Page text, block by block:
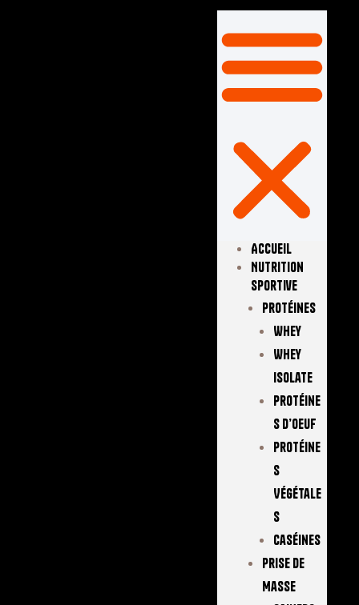
Accueil
Nutrition
Sportive
Protéines
Whey
Whey
Isolate
Protéine
S D’oeuf
Protéine
S
Végétale
S
Caséines
Prise De
Masse